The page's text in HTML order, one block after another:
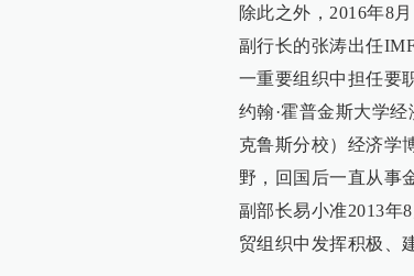
除此之外，2016年8
副行长的张涛出任
一重要组织中担任要
约翰·霍普金斯大学
克鲁斯分校）经济学
野，回国后一直从事
副部长易小准2013年
贸组织中发挥积极、